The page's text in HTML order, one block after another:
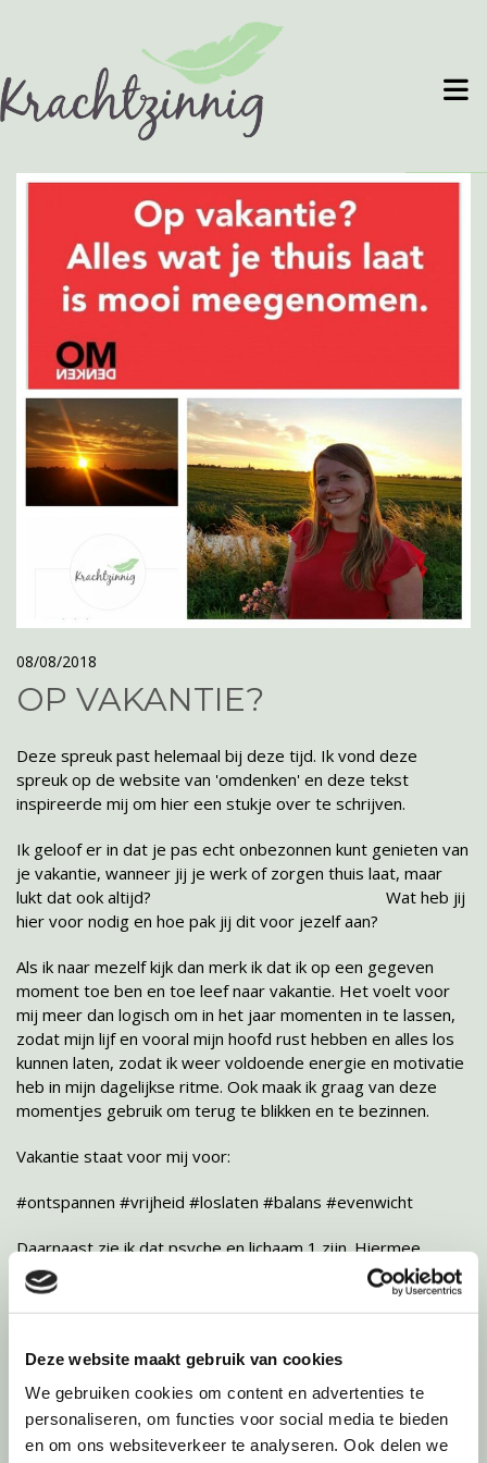
Deze website maakt gebruik van cookies
We gebruiken cookies om content en advertenties te
personaliseren, om functies voor social media te bieden
en om ons websiteverkeer te analyseren. Ook delen we
08/08/2018
OP VAKANTIE?
Deze spreuk past helemaal bij deze tijd. Ik vond deze
spreuk op de website van 'omdenken' en deze tekst
inspireerde mij om hier een stukje over te schrijven.
Ik geloof er in dat je pas echt onbezonnen kunt genieten van
je vakantie, wanneer jij je werk of zorgen thuis laat, maar
lukt dat ook altijd? Wat heb jij
hier voor nodig en hoe pak jij dit voor jezelf aan?
Als ik naar mezelf kijk dan merk ik dat ik op een gegeven
moment toe ben en toe leef naar vakantie. Het voelt voor
mij meer dan logisch om in het jaar momenten in te lassen,
zodat mijn lijf en vooral mijn hoofd rust hebben en alles los
kunnen laten, zodat ik weer voldoende energie en motivatie
heb in mijn dagelijkse ritme. Ook maak ik graag van deze
momentjes gebruik om terug te blikken en te bezinnen.
Vakantie staat voor mij voor:
#ontspannen #vrijheid #loslaten #balans #evenwicht
Daarnaast zie ik dat psyche en lichaam 1 zijn. Hiermee
bedoel ik dat als je stressklachten ervaart, deze niet
opgelost zijn met een vakantie. Hoe vaak hoor je niet dat
mensen op vakantie ziek zijn geworden? Dit komt vaak
emoties toegelaten worden.
De praktische dingen die mij helpen zo'n laatste werkdag
zijn: mijn to do list af werken (dit geeft me ruimte in mijn